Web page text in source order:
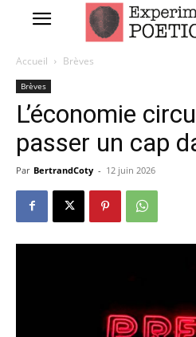
Accueil Brèves
Brèves
L’économie
passer un cap
Par BertrandCoty - 12 juin 2026